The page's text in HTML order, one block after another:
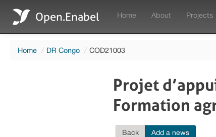
Open.Enabel Home About Projects
Home / DR Congo / COD21003
Projet
Formation
Back Add a news